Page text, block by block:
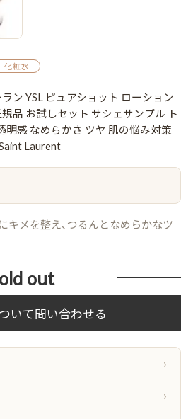
化粧水
ン YSL ピュアショット ローション
品 お試しセット サシェサンプル ト
明感 なめらかさ ツヤ 肌の悩み対策
Laurent
キメを整え、つるんとなめらかなツ
out